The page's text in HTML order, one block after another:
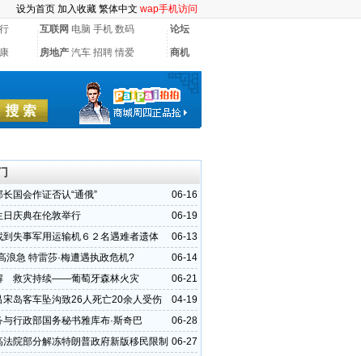
设为首页 加入收藏 繁体中文 wap手机访问
互联网 电脑 手机 数码 论坛
房地产 汽车 招聘 情爱 商机
06-16
国会作证否认“通俄”
06-19
日庆典在伦敦举行
06-13
到失事军用运输机６２名遇难者遗体
06-14
浪急 特雷莎·梅遭遇执政危机?
06-21
救灾持续——葡萄牙森林火灾
04-19
宋岛客车坠沟致26人死亡20余人受伤
06-28
与行政部国务秘书雅库布·斯奇巴
06-27
法院部分解冻特朗普政府新版移民限制